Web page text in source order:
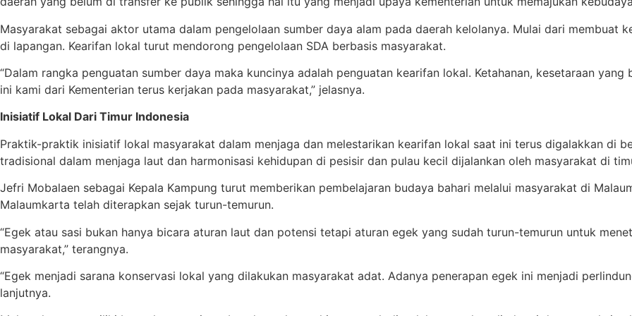
Masyarakat sebagai aktor utama dalam pengelolaan sumber daya alam pada daerah kelolanya. Mulai dari membuat
di lapangan. Kearifan lokal turut mendorong pengelolaan SDA berbasis masyarakat.
“Dalam rangka penguatan sumber daya maka kuncinya adalah penguatan kearifan lokal. Ketahanan, kesetaraan
ini kami dari Kementerian terus kerjakan pada masyarakat,” jelasnya.
Inisiatif Lokal Dari Timur Indonesia
Praktik-praktik inisiatif lokal masyarakat dalam menjaga dan melestarikan kearifan lokal saat ini terus digalakkan di
tradisional dalam menjaga laut dan harmonisasi kehidupan di pesisir dan pulau kecil dijalankan oleh masyarakat di
Jefri Mobalaen sebagai Kepala Kampung turut memberikan pembelajaran budaya bahari melalui masyarakat di
Malaumkarta telah diterapkan sejak turun-temurun.
“Egek atau sasi bukan hanya bicara aturan laut dan potensi tetapi aturan egek yang sudah turun-temurun untuk
masyarakat,” terangnya.
“Egek menjadi sarana konservasi lokal yang dilakukan masyarakat adat. Adanya penerapan egek ini menjadi
lanjutnya.